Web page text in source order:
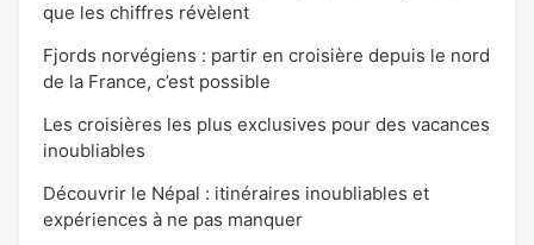
que les chiffres révèlent
Fjords norvégiens : partir en croisière depuis le nord
de la France, c’est possible
Les croisières les plus exclusives pour des vacances
inoubliables
Découvrir le Népal : itinéraires inoubliables et
expériences à ne pas manquer